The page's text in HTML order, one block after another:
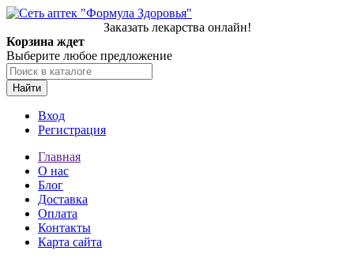
Заказать лекарства онлайн!
Корзина ждет
Выберите любое предложение
Найти
Вход
Регистрация
Главная
О нас
Блог
Доставка
Оплата
Контакты
Карта сайта